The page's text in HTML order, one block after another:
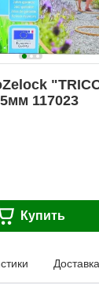
117023
Купить
Доставка